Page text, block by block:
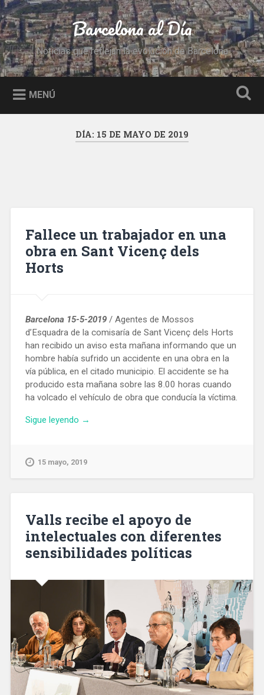
Saltar
al
contenido
Buscar Barcelona al Día
Noticias que reflejan la evolución de Barcelona
MENÚ
DÍA: 15 DE MAYO DE 2019
Fallece un trabajador en una
obra en Sant Vicenç dels
Horts
Barcelona 15-5-2019/ Agentes de Mossos
d’Esquadra de la comisaría de Sant Vicenç dels Horts
han recibido un aviso esta mañana informando que un
hombre había sufrido un accidente en una obra en la
vía pública, en el citado municipio. El accidente se ha
producido esta mañana sobre las 8.00 horas cuando
ha volcado el vehículo de obra que conducía la víctima.
Sigue leyendo «Fallece
en
Vicenç
dels
Horts»
→
15 mayo, 2019
Valls recibe el apoyo de
intelectuales con diferentes
sensibilidades políticas